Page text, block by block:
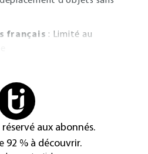
français : Limité au
aux abonnés.
92 % à découvrir.